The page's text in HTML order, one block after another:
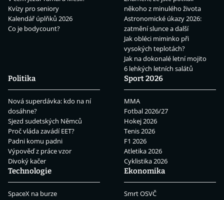
Kvízy pro seniory
Kalendář úplňků 2026
Co je bodycount?
někoho z minulého života
Astronomické úkazy 2026:
zatmění slunce a další
Jak obléci miminko při
vysokých teplotách?
Jak na dokonalé letní mojito
6 lehkých letních salátů
Politika
Nová superdávka: kdo na ní
dosáhne?
Sjezd sudetských Němců
Proč vláda zavádí EET?
Padni komu padni
Výpověď z práce vzor
Divoký kačer
Sport 2026
MMA
Fotbal 2026/27
Hokej 2026
Tenis 2026
F1 2026
Atletika 2026
Cyklistika 2026
Technologie
SpaceX na burze
Ekonomika
Smrt OSVČ